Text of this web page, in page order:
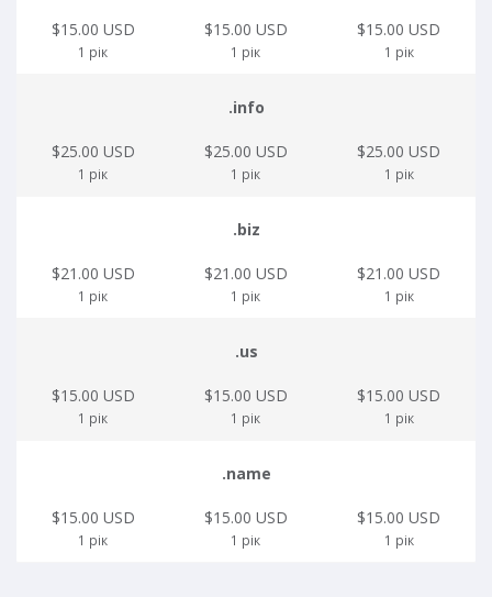
$15.00 USD
1 рік
$15.00 USD
1 рік
$15.00 USD
1 рік
.info
$25.00 USD
1 рік
$25.00 USD
1 рік
$25.00 USD
1 рік
.biz
$21.00 USD
1 рік
$21.00 USD
1 рік
$21.00 USD
1 рік
.us
$15.00 USD
1 рік
$15.00 USD
1 рік
$15.00 USD
1 рік
.name
$15.00 USD
1 рік
$15.00 USD
1 рік
$15.00 USD
1 рік